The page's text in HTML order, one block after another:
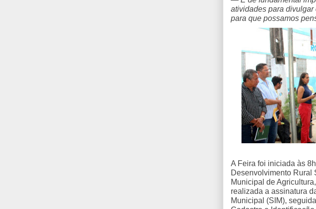
atividades para
para que possamos
A Feira foi iniciada às
Desenvolvimento Rural
Municipal de
realizada a assinatura
Municipal (SIM),